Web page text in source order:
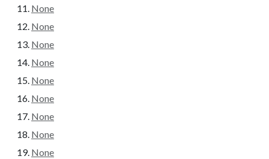
None
None
None
None
None
None
None
None
None